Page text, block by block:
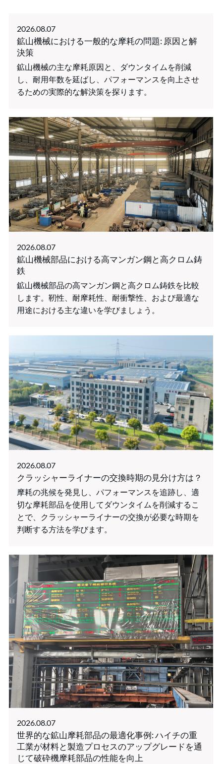
2026.08.07
鉱山機械における一般的な摩耗の問題: 原因と解
決策
鉱山機械の主な摩耗原因と、ダウンタイムを削減
し、耐用年数を延ばし、パフォーマンスを向上させ
るための実際的な解決策を探ります。
2026.08.07
鉱山機械部品における高マンガン鋼と高クロム鋳
鉄
鉱山機械部品の高マンガン鋼と高クロム鋳鉄を比較
します。靭性、耐摩耗性、耐衝撃性、および最適な
用途における主な違いを学びましょう。
2026.08.07
クラッシャーライナーの交換時期の見分け方は？
摩耗の兆候を発見し、パフォーマンスを追跡し、適
切な摩耗部品を使用してダウンタイムを削減するこ
とで、クラッシャーライナーの交換が必要な時期を
判断する方法を学びます。
2026.08.07
世界的な鉱山摩耗部品の最適化事例: ハイチの重
工業が材料と製造プロセスのアップグレードを通
じて破砕機摩耗部品の性能を向上